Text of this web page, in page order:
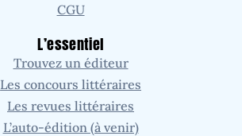
CGU
L’essentiel
Trouvez un éditeur
Les concours littéraires
Les revues littéraires
L’auto-édition (à venir)